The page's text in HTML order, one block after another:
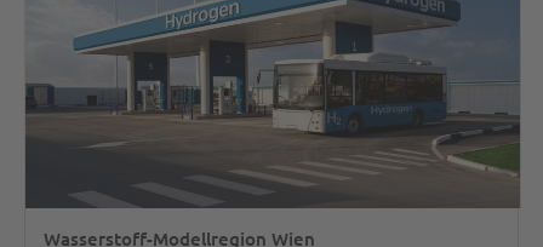
Wasserstoff-Modellregion Wien